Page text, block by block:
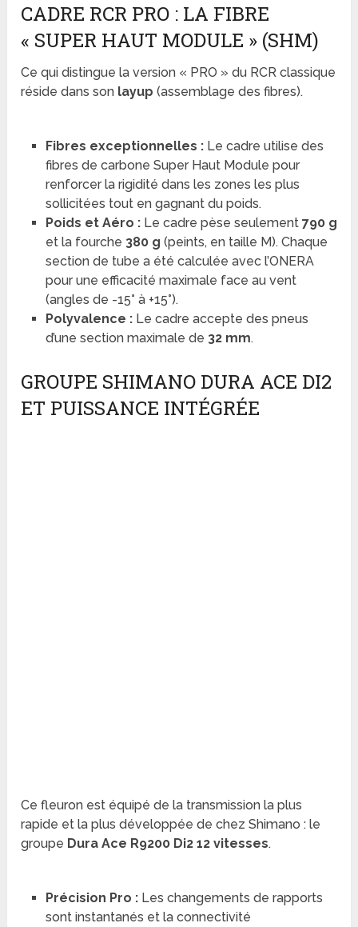
CADRE RCR PRO : LA FIBRE
« SUPER HAUT MODULE » (SHM)
Ce qui distingue la version « PRO » du RCR classique
réside dans son layup (assemblage des fibres).
Fibres exceptionnelles :Le cadre utilise des
fibres de carbone Super Haut Module pour
renforcer la rigidité dans les zones les plus
sollicitées tout en gagnant du poids.
Poids et Aéro :Le cadre pèse seulement 790 g
et la fourche 380 g (peints, en taille M). Chaque
section de tube a été calculée avec l’ONERA
pour une efficacité maximale face au vent
(angles de -15° à +15°).
Polyvalence :Le cadre accepte des pneus
d’une section maximale de 32 mm.
GROUPE SHIMANO DURA ACE DI2
ET PUISSANCE INTÉGRÉE
Ce fleuron est équipé de la transmission la plus
rapide et la plus développée de chez Shimano : le
groupe Dura Ace R9200 Di2 12 vitesses.
Précision Pro :Les changements de rapports
sont instantanés et la connectivité